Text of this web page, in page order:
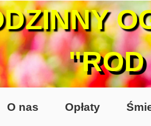
O nas Opłaty